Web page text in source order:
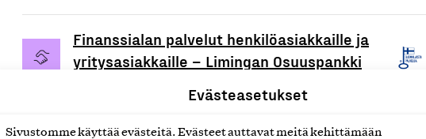
Evästeasetukset
Sivustomme käyttää evästeitä. Evästeet auttavat meitä kehittämään
Finanssialan palvelut henkilöasiakkaille ja
yritysasiakkaille – Limingan Osuuspankki